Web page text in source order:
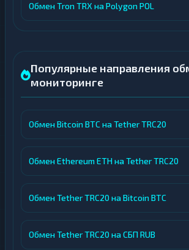
Обмен Tron TRX на Polygon POL
Популярные направления
мониторинге
Обмен Bitcoin BTC на Tether TRC20
Обмен Ethereum ETH на Tether TRC20
Обмен Tether TRC20 на Bitcoin BTC
Обмен Tether TRC20 на СБП RUB